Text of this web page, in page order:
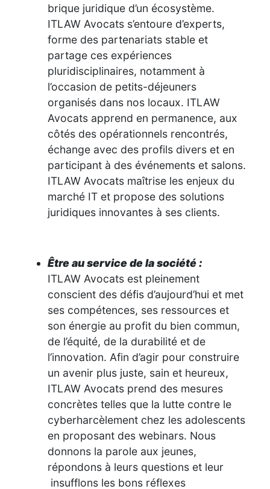
brique juridique d’un écosystème.
ITLAW Avocats s’entoure d’experts,
forme des partenariats stable et
partage ces expériences
pluridisciplinaires, notamment à
l’occasion de petits-déjeuners
organisés dans nos locaux. ITLAW
Avocats apprend en permanence, aux
côtés des opérationnels rencontrés,
échange avec des profils divers et en
participant à des événements et salons.
ITLAW Avocats maîtrise les enjeux du
marché IT et propose des solutions
juridiques innovantes à ses clients.
Être au service de la société :
ITLAW Avocats est pleinement
conscient des défis d’aujourd’hui et met
ses compétences, ses ressources et
son énergie au profit du bien commun,
de l’équité, de la durabilité et de
l’innovation. Afin d’agir pour construire
un avenir plus juste, sain et heureux,
ITLAW Avocats prend des mesures
concrètes telles que la lutte contre le
cyberharcèlement chez les adolescents
en proposant des webinars. Nous
donnons la parole aux jeunes,
répondons à leurs questions et leur
insufflons les bons réflexes